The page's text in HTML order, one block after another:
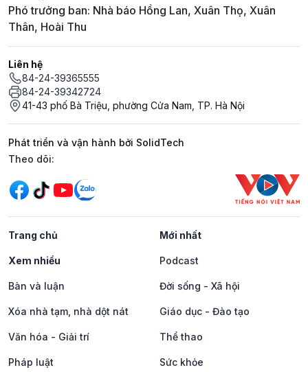
Phó trưởng ban: Nhà báo Hồng Lan, Xuân Thọ, Xuân
Thân, Hoài Thu
Liên hệ
84-24-39365555
84-24-39342724
41-43 phố Bà Triệu, phường Cửa Nam, TP. Hà Nội
Phát triển và vận hành bởi SolidTech
Mạng xã hội
Theo dõi:
Trang chủ Mới nhất
Xem nhiều Podcast
Bàn và luận Đời sống - Xã hội
Xóa nhà tạm, nhà dột nát Giáo dục - Đào tạo
Văn hóa - Giải trí Thể thao
Pháp luật Sức khỏe